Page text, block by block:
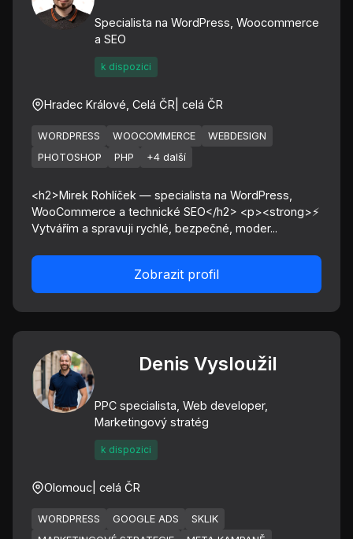
Specialista na WordPress, Woocommerce
a SEO
k dispozici
Hradec Králové, Celá ČR | celá ČR
WORDPRESS WOOCOMMERCE
WEBDESIGN
PHOTOSHOP
PHP +4 další
<h2>Mirek Rohlíček — specialista na WordPress,
WooCommerce a technické SEO</h2> <p><strong>⚡
Vytvářím a spravuji rychlé, bezpečné, moder...
Zobrazit profil
Denis Vysloužil
PPC specialista, Web developer,
Marketingový stratég
k dispozici
Olomouc | celá ČR
WORDPRESS GOOGLE ADS
SKLIK